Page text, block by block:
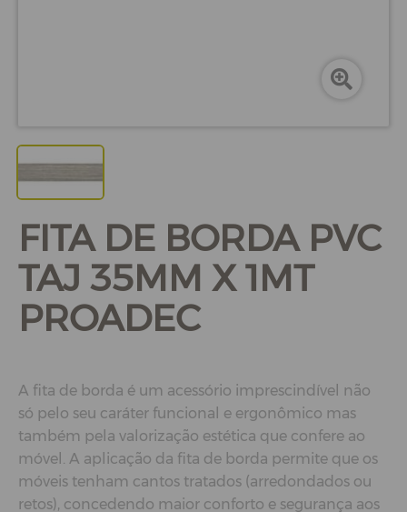
FITA DE BORDA PVC
TAJ 35MM X 1MT
PROADEC
A fita de borda é um acessório imprescindível não
só pelo seu caráter funcional e ergonômico mas
também pela valorização estética que confere ao
móvel. A aplicação da fita de borda permite que os
móveis tenham cantos tratados (arredondados ou
retos), concedendo maior conforto e segurança aos